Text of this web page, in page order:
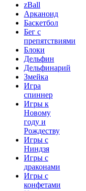
zBall
Арканоид
Баскетбол
Бег с
препятствиями
Блоки
Дельфин
Дельфинарий
Змейка
Игра
спиннер
Игры к
Новому
году и
Рождеству
Игры с
Ниндзя
Игры с
драконами
Игры с
конфетами